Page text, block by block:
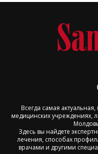
Всегда самая
медицинских учреждениях,
Здесь вы найдете
лечения, способах
врачами и другими